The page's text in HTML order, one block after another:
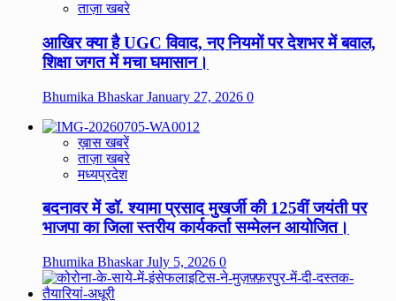
ताज़ा खबरे
आखिर क्या है UGC विवाद, नए नियमों पर देशभर में बवाल,
शिक्षा जगत में मचा घमासान।
Bhumika BhaskarJanuary 27, 2026 0
ख़ास खबरें
ताज़ा खबरे
मध्यप्रदेश
बदनावर में डॉ. श्यामा प्रसाद मुखर्जी की 125वीं जयंती पर
भाजपा का जिला स्तरीय कार्यकर्ता सम्मेलन आयोजित।
Bhumika BhaskarJuly 5, 2026 0